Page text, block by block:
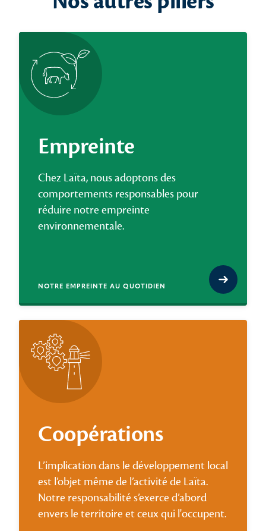
Empreinte
Chez Laïta, nous adoptons des
comportements responsables pour
réduire notre empreinte
environnementale.
NOTRE EMPREINTE AU QUOTIDIEN
Coopérations
L’implication dans le développement local
est l’objet même de l’activité de Laïta.
Notre responsabilité s’exerce d’abord
envers le territoire et ceux qui l'occupent.